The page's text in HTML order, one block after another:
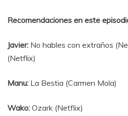
Recomendaciones en este
Javier: No hables con extraños
(Netflix)
Manu: La Bestia (Carmen Mola)
Wako: Ozark (Netflix)